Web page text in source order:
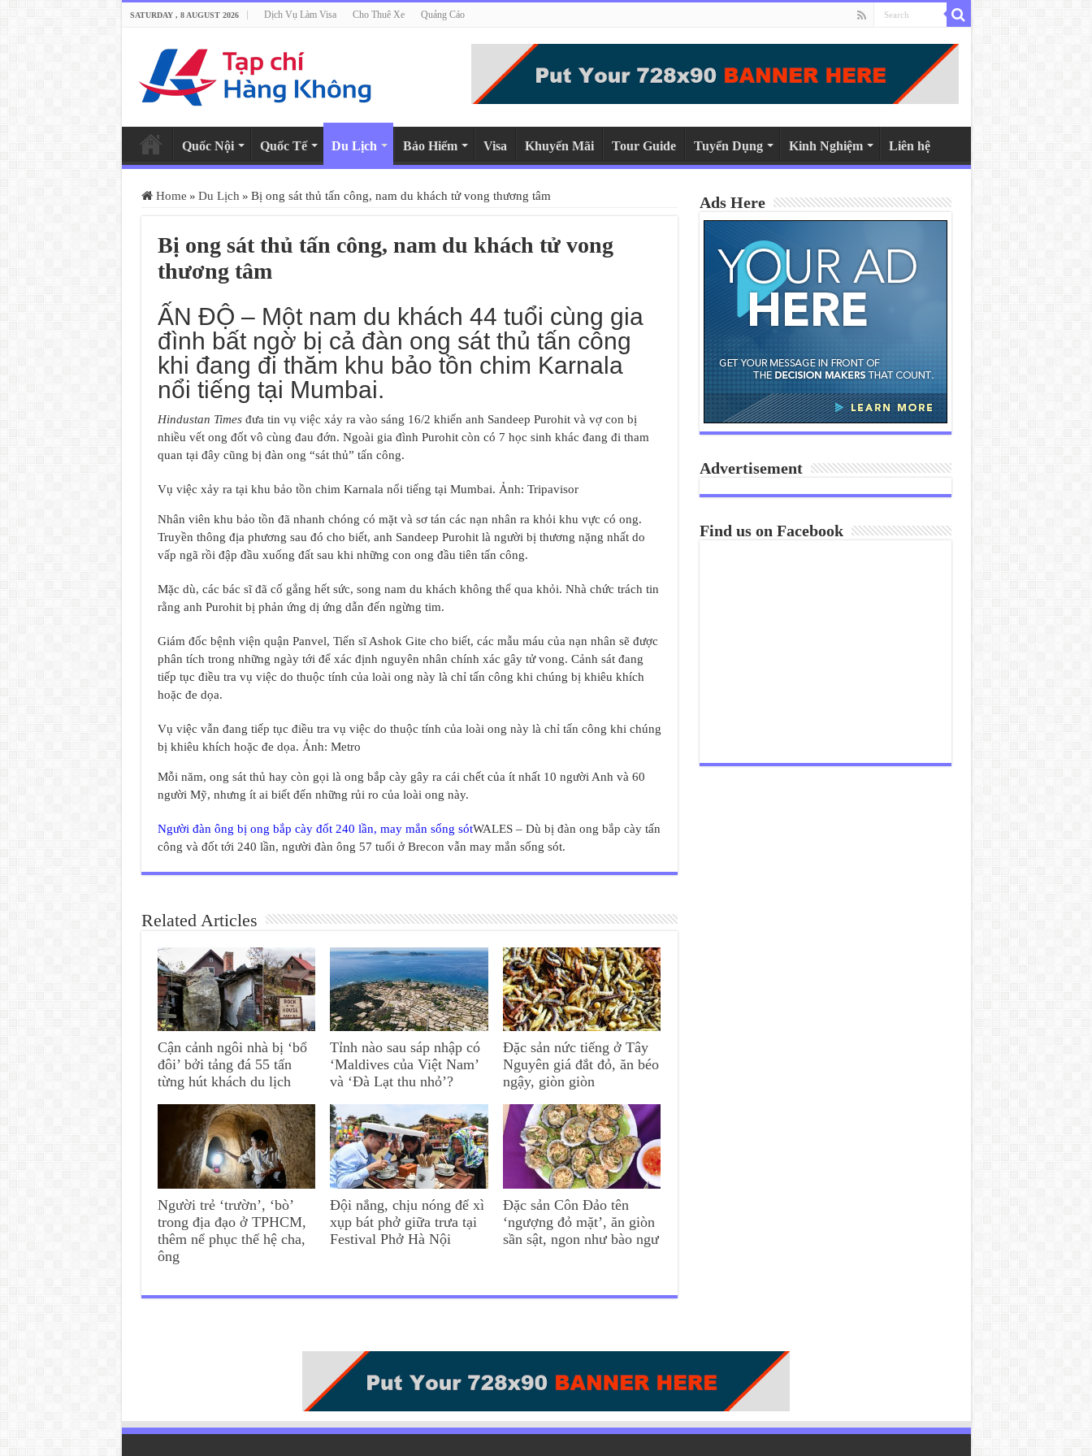
SATURDAY , 8 AUGUST 2026 Dịch Vụ Làm Visa Cho Thuê Xe Quảng Cáo
Quốc Nội Quốc Tế Du Lịch Bảo Hiểm Visa Khuyến Mãi Tour Guide Tuyển Dụng Kinh Nghiệm Liên hệ
Home » Du Lịch » Bị ong sát thủ tấn công, nam du khách tử vong thương tâm
Bị ong sát thủ tấn công, nam du khách tử vong
thương tâm
ẤN ĐỘ – Một nam du khách 44 tuổi cùng gia
đình bất ngờ bị cả đàn ong sát thủ tấn công
khi đang đi thăm khu bảo tồn chim Karnala
nổi tiếng tại Mumbai.
Hindustan Times đưa tin vụ việc xảy ra vào sáng 16/2 khiến anh Sandeep Purohit và vợ con bị
nhiều vết ong đốt vô cùng đau đớn. Ngoài gia đình Purohit còn có 7 học sinh khác đang đi tham
quan tại đây cũng bị đàn ong “sát thủ” tấn công.
Vụ việc xảy ra tại khu bảo tồn chim Karnala nổi tiếng tại Mumbai. Ảnh: Tripavisor
Nhân viên khu bảo tồn đã nhanh chóng có mặt và sơ tán các nạn nhân ra khỏi khu vực có ong.
Truyền thông địa phương sau đó cho biết, anh Sandeep Purohit là người bị thương nặng nhất do
vấp ngã rồi đập đầu xuống đất sau khi những con ong đầu tiên tấn công.
Mặc dù, các bác sĩ đã cố gắng hết sức, song nam du khách không thể qua khỏi. Nhà chức trách tin
rằng anh Purohit bị phản ứng dị ứng dẫn đến ngừng tim.
Giám đốc bệnh viện quận Panvel, Tiến sĩ Ashok Gite cho biết, các mẫu máu của nạn nhân sẽ được
phân tích trong những ngày tới để xác định nguyên nhân chính xác gây tử vong. Cảnh sát đang
tiếp tục điều tra vụ việc do thuộc tính của loài ong này là chỉ tấn công khi chúng bị khiêu khích
hoặc đe dọa.
Vụ việc vẫn đang tiếp tục điều tra vụ việc do thuộc tính của loài ong này là chỉ tấn công khi chúng
bị khiêu khích hoặc đe dọa. Ảnh: Metro
Mỗi năm, ong sát thủ hay còn gọi là ong bắp cày gây ra cái chết của ít nhất 10 người Anh và 60
người Mỹ, nhưng ít ai biết đến những rủi ro của loài ong này.
Người đàn ông bị ong bắp cày đốt 240 lần, may mắn sống sótWALES – Dù bị đàn ong bắp cày tấn
công và đốt tới 240 lần, người đàn ông 57 tuổi ở Brecon vẫn may mắn sống sót.
Related Articles
Cận cảnh ngôi nhà bị ‘bổ
đôi’ bởi tảng đá 55 tấn
từng hút khách du lịch
Tỉnh nào sau sáp nhập có
‘Maldives của Việt Nam’
và ‘Đà Lạt thu nhỏ’?
Đặc sản nức tiếng ở Tây
Nguyên giá đắt đỏ, ăn béo
ngậy, giòn giòn
Người trẻ ‘trườn’, ‘bò’
trong địa đạo ở TPHCM,
thêm nể phục thế hệ cha,
ông
Đội nắng, chịu nóng để xì
xụp bát phở giữa trưa tại
Festival Phở Hà Nội
Đặc sản Côn Đảo tên
‘ngượng đỏ mặt’, ăn giòn
sần sật, ngon như bào ngư
Ads Here
Advertisement
Find us on Facebook